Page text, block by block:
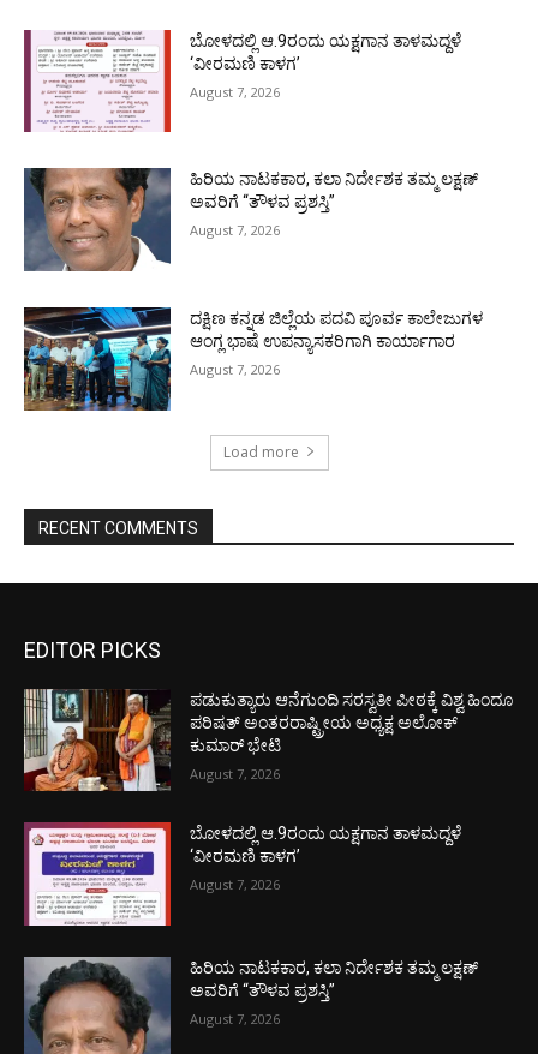
ಬೋಳದಲ್ಲಿ ಆ.9ರಂದು ಯಕ್ಷಗಾನ ತಾಳಮದ್ದಳೆ
‘ವೀರಮಣಿ ಕಾಳಗ’
August 7, 2026
ಹಿರಿಯ ನಾಟಕಕಾರ, ಕಲಾ ನಿರ್ದೇಶಕ ತಮ್ಮ ಲಕ್ಷಣ್
ಅವರಿಗೆ “ತೌಳವ ಪ್ರಶಸ್ತಿ”
August 7, 2026
ದಕ್ಷಿಣ ಕನ್ನಡ ಜಿಲ್ಲೆಯ ಪದವಿ ಪೂರ್ವ ಕಾಲೇಜುಗಳ
ಆಂಗ್ಲ ಭಾಷೆ ಉಪನ್ಯಾಸಕರಿಗಾಗಿ ಕಾರ್ಯಾಗಾರ
August 7, 2026
Load more
RECENT COMMENTS
EDITOR PICKS
ಪಡುಕುತ್ಯಾರು ಆನೆಗುಂದಿ ಸರಸ್ವತೀ ಪೀಠಕ್ಕೆ ವಿಶ್ವ ಹಿಂದೂ
ಪರಿಷತ್ ಅಂತರರಾಷ್ಟ್ರೀಯ ಅಧ್ಯಕ್ಷ ಅಲೋಕ್
ಕುಮಾರ್ ಭೇಟಿ
August 7, 2026
ಬೋಳದಲ್ಲಿ ಆ.9ರಂದು ಯಕ್ಷಗಾನ ತಾಳಮದ್ದಳೆ
‘ವೀರಮಣಿ ಕಾಳಗ’
August 7, 2026
ಹಿರಿಯ ನಾಟಕಕಾರ, ಕಲಾ ನಿರ್ದೇಶಕ ತಮ್ಮ ಲಕ್ಷಣ್
ಅವರಿಗೆ “ತೌಳವ ಪ್ರಶಸ್ತಿ”
August 7, 2026